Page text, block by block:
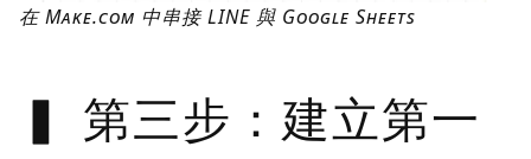
在 Make.com 中串接 LINE 與 Google Sheets
第三步：建立第一